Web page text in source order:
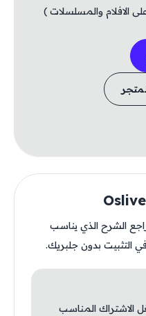
الافلام والمسلسلات )
راجع الشرح الذي يناسب
التثبيت بدون جلبريك.
الاشتراك المناسب